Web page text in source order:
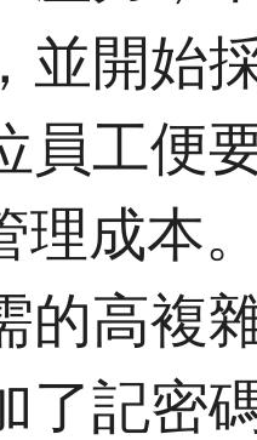
並開始
員工便
理成本
的高複
了記密